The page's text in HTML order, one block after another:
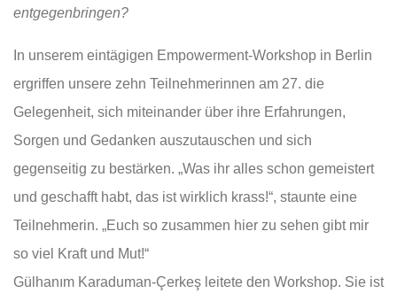
entgegenbringen?
In unserem eintägigen Empowerment-Workshop in Berlin
ergriffen unsere zehn Teilnehmerinnen am 27. die
Gelegenheit, sich miteinander über ihre Erfahrungen,
Sorgen und Gedanken auszutauschen und sich
gegenseitig zu bestärken. „Was ihr alles schon gemeistert
und geschafft habt, das ist wirklich krass!“, staunte eine
Teilnehmerin. „Euch so zusammen hier zu sehen gibt mir
so viel Kraft und Mut!“
Gülhanım Karaduman-Çerkeş leitete den Workshop. Sie ist